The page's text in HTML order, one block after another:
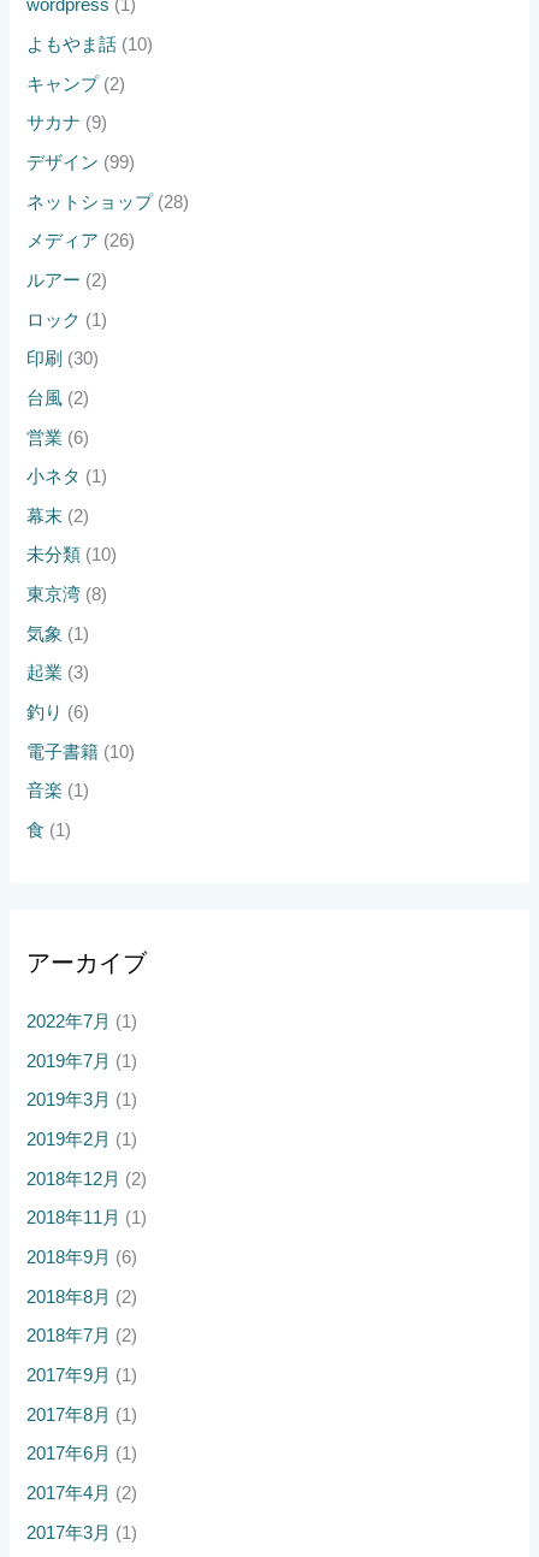
wordpress (1)
よもやま話 (10)
キャンプ(2)
サカナ (9)
デザイン (99)
ネットショップ(28)
メディア (26)
ルアー (2)
ロック (1)
印刷 (30)
台風 (2)
営業 (6)
小ネタ (1)
幕末 (2)
未分類 (10)
東京湾 (8)
気象 (1)
起業 (3)
釣り (6)
電子書籍 (10)
音楽 (1)
食 (1)
アーカイブ
2022年7月 (1)
2019年7月 (1)
2019年3月 (1)
2019年2月 (1)
2018年12月 (2)
2018年11月 (1)
2018年9月 (6)
2018年8月 (2)
2018年7月 (2)
2017年9月 (1)
2017年8月 (1)
2017年6月 (1)
2017年4月 (2)
2017年3月 (1)